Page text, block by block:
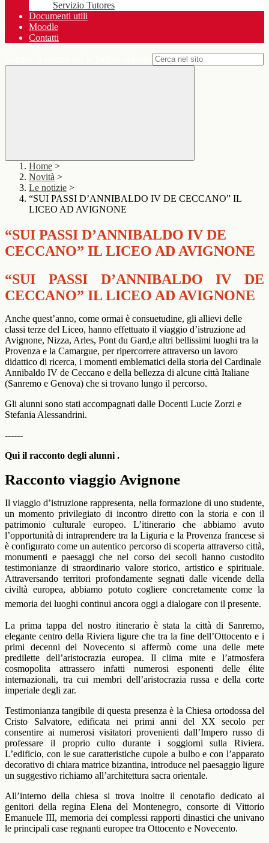
Servizio Tutores
Documenti utili
Moodle
Contatti
Home >
Novità >
Le notizie >
“SUI PASSI D’ANNIBALDO IV DE CECCANO” IL
LICEO AD AVIGNONE
“SUI PASSI D’ANNIBALDO IV DE
CECCANO” IL LICEO AD AVIGNONE
“SUI PASSI D’ANNIBALDO IV DE
CECCANO” IL LICEO AD AVIGNONE
Anche quest’anno, come ormai è consuetudine, gli allievi delle
classi terze del Liceo, hanno effettuato il viaggio d’istruzione ad
Avignone, Nizza, Arles, Pont du Gard,e altri bellissimi luoghi tra la
Provenza e la Camargue, per ripercorrere attraverso un lavoro
didattico di ricerca, i momenti emblematici della storia del Cardinale
Annibaldo IV de Ceccano e della bellezza di alcune città Italiane
(Sanremo e Genova) che si trovano lungo il percorso.
Gli alunni sono stati accompagnati dalle Docenti Lucie Zorzi e
Stefania Alessandrini.
------
Qui il racconto degli alunni .
Racconto viaggio Avignone
Il viaggio d’istruzione rappresenta, nella formazione di uno studente,
un momento privilegiato di incontro diretto con la storia e con il
patrimonio culturale europeo. L’itinerario che abbiamo avuto
l’opportunità di intraprendere tra la Liguria e la Provenza francese si
è configurato come un autentico percorso di scoperta attraverso città,
monumenti e paesaggi che nel corso dei secoli hanno custodito
testimonianze di straordinario valore storico, artistico e spirituale.
Attraversando territori profondamente segnati dalle vicende della
civiltà europea, abbiamo potuto cogliere concretamente come la
memoria dei luoghi continui ancora oggi a dialogare con il presente.
La prima tappa del nostro itinerario è stata la città di Sanremo,
elegante centro della Riviera ligure che tra la fine dell’Ottocento e i
primi decenni del Novecento si affermò come una delle mete
predilette dell’aristocrazia europea. Il clima mite e l’atmosfera
cosmopolita attrassero infatti numerosi esponenti delle élite
internazionali, tra cui membri dell’aristocrazia russa e della corte
imperiale degli zar.
Testimonianza tangibile di questa presenza è la Chiesa ortodossa del
Cristo Salvatore, edificata nei primi anni del XX secolo per
consentire ai numerosi visitatori provenienti dall’Impero russo di
professare il proprio culto durante i soggiorni sulla Riviera.
L’edificio, con le sue caratteristiche cupole a bulbo e con l’apparato
decorativo di chiara matrice bizantina, introduce nel paesaggio ligure
un suggestivo richiamo all’architettura sacra orientale.
All’interno della chiesa si trova inoltre il cenotafio dedicato ai
genitori della regina Elena del Montenegro, consorte di Vittorio
Emanuele III, memoria dei complessi rapporti dinastici che univano
le principali case regnanti europee tra Ottocento e Novecento.